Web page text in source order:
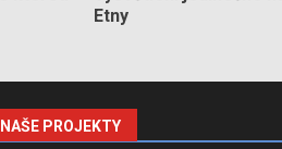
Etny
NAŠE PROJEKTY